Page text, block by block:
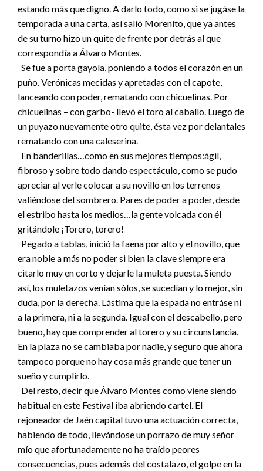
estando más que digno. A darlo todo, como si se jugáse la
temporada a una carta, así salió Morenito, que ya antes
de su turno hizo un quite de frente por detrás al que
correspondía a Álvaro Montes.
Se fue a porta gayola, poniendo a todos el corazón en un
puño. Verónicas mecidas y apretadas con el capote,
lanceando con poder, rematando con chicuelinas. Por
chicuelinas – con garbo- llevó el toro al caballo. Luego de
un puyazo nuevamente otro quite, ésta vez por delantales
rematando con una caleserina.
En banderillas…como en sus mejores tiempos:ágil,
fibroso y sobre todo dando espectáculo, como se pudo
apreciar al verle colocar a su novillo en los terrenos
valiéndose del sombrero. Pares de poder a poder, desde
el estribo hasta los medios…la gente volcada con él
gritándole ¡Torero, torero!
Pegado a tablas, inició la faena por alto y el novillo, que
era noble a más no poder si bien la clave siempre era
citarlo muy en corto y dejarle la muleta puesta. Siendo
así, los muletazos venían sólos, se sucedían y lo mejor, sin
duda, por la derecha. Lástima que la espada no entráse ni
a la primera, ni a la segunda. Igual con el descabello, pero
bueno, hay que comprender al torero y su circunstancia.
En la plaza no se cambiaba por nadie, y seguro que ahora
tampoco porque no hay cosa más grande que tener un
sueño y cumplirlo.
Del resto, decir que Álvaro Montes como viene siendo
habitual en este Festival iba abriendo cartel. El
rejoneador de Jaén capital tuvo una actuación correcta,
habiendo de todo, llevándose un porrazo de muy señor
mío que afortunadamente no ha traído peores
consecuencias, pues además del costalazo, el golpe en la